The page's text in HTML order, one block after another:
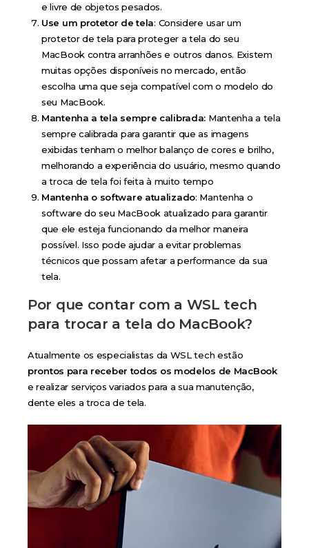
e livre de objetos pesados.
Use um protetor de tela: Considere usar um
protetor de tela para proteger a tela do seu
MacBook contra arranhões e outros danos. Existem
muitas opções disponíveis no mercado, então
escolha uma que seja compatível com o modelo do
seu MacBook.
Mantenha a tela sempre calibrada: Mantenha a tela
sempre calibrada para garantir que as imagens
exibidas tenham o melhor balanço de cores e brilho,
melhorando a experiência do usuário, mesmo quando
a troca de tela foi feita à muito tempo
Mantenha o software atualizado: Mantenha o
software do seu MacBook atualizado para garantir
que ele esteja funcionando da melhor maneira
possível. Isso pode ajudar a evitar problemas
técnicos que possam afetar a performance da sua
tela.
Por que contar com a WSL tech
para trocar a tela do MacBook?
Atualmente os especialistas da WSL tech estão
prontos para receber todos os modelos de MacBook
e realizar serviços variados para a sua manutenção,
dente eles a troca de tela.